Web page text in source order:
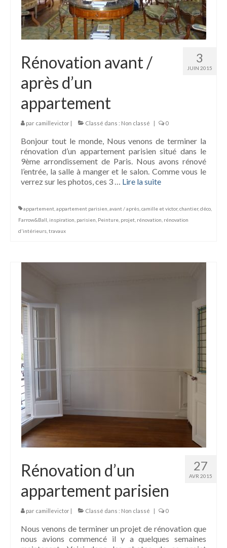
3
JUIN 2015
Rénovation avant /
après d’un
appartement
par camillevictor | Classé dans : Non classé | 0
Bonjour tout le monde, Nous venons de terminer la
rénovation d’un appartement parisien situé dans le
9ème arrondissement de Paris. Nous avons rénové
l’entrée, la salle à manger et le salon. Comme vous le
verrez sur les photos, ces 3 … Lire la suite­­
appartement appartement parisien avant / après camille et victor, chantier, déco
Farrow&Ball inspiration parisien Peinture projet rénovation rénovation
d'intérieurs travaux
27
AVR 2015
Rénovation d’un
appartement parisien
par camillevictor | Classé dans : Non classé | 0
Nous venons de terminer un projet de rénovation que
nous avions commencé il y a quelques semaines